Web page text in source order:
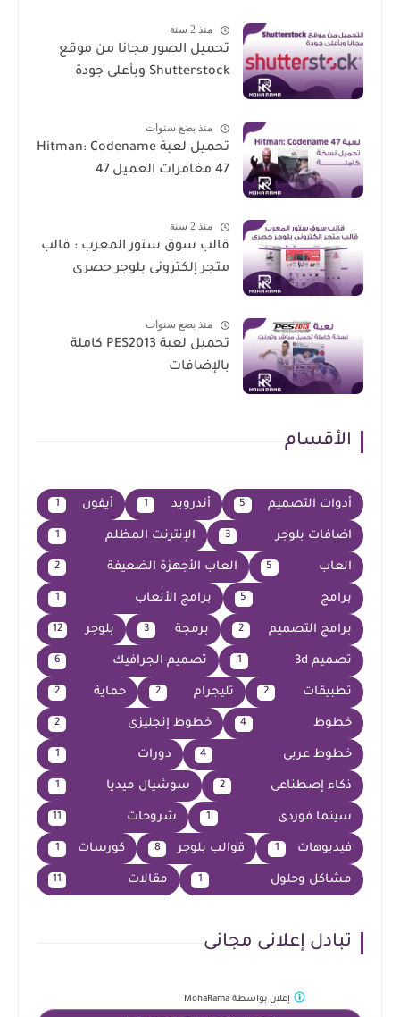
منذ 2 سنة
تحميل الصور مجانا من موقع
Shutterstock وبأعلى جودة
منذ بضع سنوات
تحميل لعبة Hitman: Codename
47 مغامرات العميل 47
منذ 2 سنة
قالب سوق ستور المعرب : قالب
متجر إلكترونى بلوجر حصرى
منذ بضع سنوات
تحميل لعبة PES2013 كاملة
بالإضافات
الأقسام
أدوات التصميم 5 أندرويد 1 أيفون 1
اضافات بلوجر 3 الإنترنت المظلم 1
العاب 5 العاب الأجهزة الضعيفة 2
برامج 5 برامج الألعاب 1
برامج التصميم 2 برمجة 3 بلوجر 12
تصميم 3d 1 تصميم الجرافيك 6
تطبيقات 2 تليجرام 2 حماية 2
خطوط 4 خطوط إنجليزى 2
خطوط عربى 4 دورات 1
ذكاء إصطناعى 2 سوشيال ميديا 1
سينما فوردى 1 شروحات 11
فيديوهات 1 قوالب بلوجر 8 كورسات 1
مشاكل وحلول 1 مقالات 11
تبادل إعلانى مجانى
إعلان بواسطةMohaRama